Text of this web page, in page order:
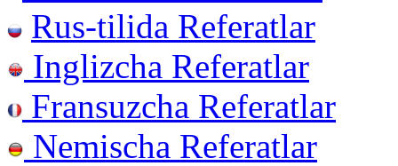
Rus-tilida Referatlar
Inglizcha Referatlar
Fransuzcha Referatlar
Nemischa Referatlar